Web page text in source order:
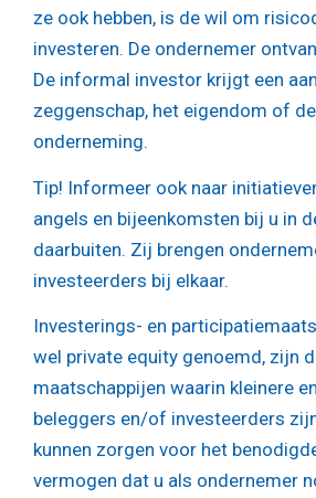
ze ook hebben, is de wil om
investeren. De ondernemer
De informal investor krijgt een
zeggenschap, het eigendom of
onderneming.
Tip! Informeer ook naar
angels en bijeenkomsten bij u in
daarbuiten. Zij brengen
investeerders bij elkaar.
Investerings- en
wel private equity genoemd, zijn
maatschappijen waarin kleinere
beleggers en/of investeerders
kunnen zorgen voor het
vermogen dat u als ondernemer